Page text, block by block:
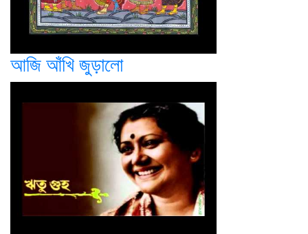
আজি আঁখি জুড়ালো